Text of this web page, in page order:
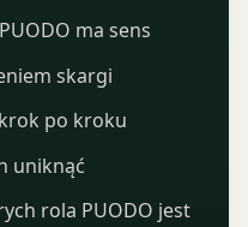
ma sens
skargi
po kroku
uniknąć
rola PUODO jest